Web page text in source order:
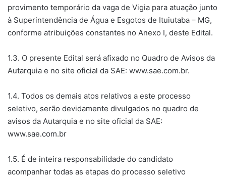
provimento temporário da vaga de Vigia para atuação junto
à Superintendência de Água e Esgotos de Ituiutaba – MG,
conforme atribuições constantes no Anexo I, deste Edital.
1.3. O presente Edital será afixado no Quadro de Avisos da
Autarquia e no site oficial da SAE: www.sae.com.br.
1.4. Todos os demais atos relativos a este processo
seletivo, serão devidamente divulgados no quadro de
avisos da Autarquia e no site oficial da SAE:
www.sae.com.br
1.5. É de inteira responsabilidade do candidato
acompanhar todas as etapas do processo seletivo